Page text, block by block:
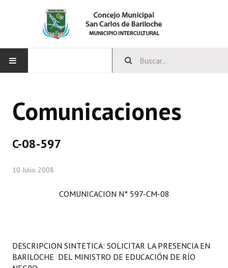
CONCEJO
Comisiones Especiales
LEGISLACIÓN
Comunicaciones
C-08-597
10 Julio 2008
COMUNICACION N° 597-CM-08
DESCRIPCION SINTETICA: SOLICITAR LA PRESENCIA EN
BARILOCHE DEL MINISTRO DE EDUCACIÓN DE RÍO